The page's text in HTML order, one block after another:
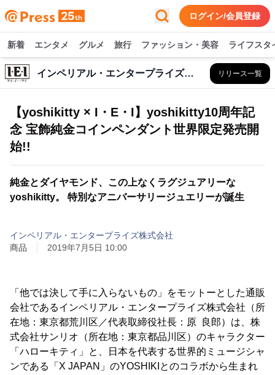
ログイン/会員登録
新着 エンタメ グルメ 旅行 ファッション・美容 ライフスタ
インペリアル・エンタープライズ株式会社 リリース一覧
【yoshikitty × I・E・I】yoshikitty10周年記
念 宝飾純金コインペンダント世界限定発売開
始!!
純金とダイヤモンド、この上なくラグジュアリーな
yoshikitty。 特別なアニバーサリージュエリーが誕生
インペリアル・エンタープライズ株式会社
商品
2019年7月5日 10:00
「他では決して手に入らないもの」をモットーとした通販
会社であるインペリアル・エンタープライズ株式会社（所
在地：東京都荒川区／代表取締役社長：原 良郎）は、株
式会社サンリオ（所在地：東京都品川区）のキャラクター
「ハローキティ」と、日本を代表する世界的ミュージシャ
ンである「X JAPAN」のYOSHIKIとのコラボから生まれ